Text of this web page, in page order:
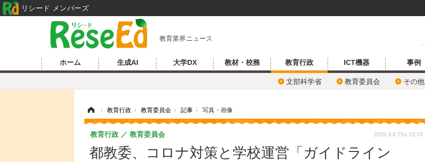
教育業界ニュース
ホーム 生成AI 大学DX 教材・校務 教育行政
文部科学省 教育委員会 その他
ICT機器 事例
› 教育行政 › 教育委員会 › 記事 › 写真・画像
都教委、コロナ対策と学校運営「ガイドライン
教育行政 教育委員会 2023.4.6 Thu 12:15
リシード メンバーズ